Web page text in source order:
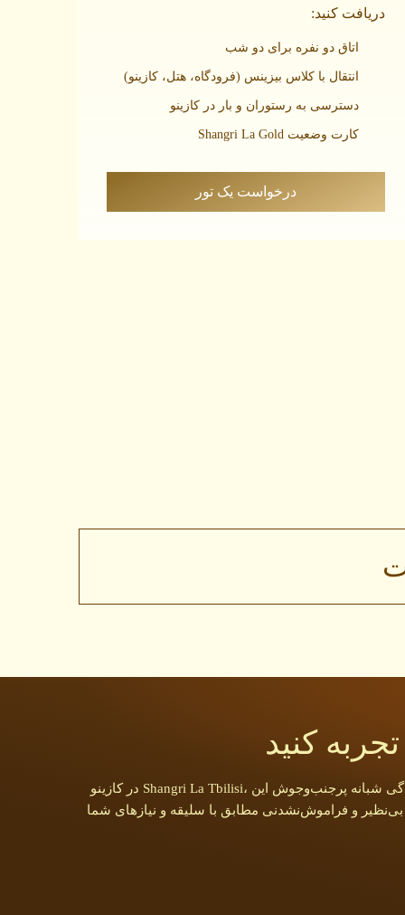
دریافت کنید:
اتاق دو نفره برای دو شب
انتقال با کلاس بیزینس (فرودگاه، هتل، کازینو)
دسترسی به رستوران و بار در کازینو
کارت وضعیت Shangri La Gold
درخواست یک تور
کنید
در کازینو Shangri La Tbilisi، لوکس بودن و هیجان بازی در قلب شهر به هم می‌پیوندند. فراتر از سالن بازی، می‌توانید تاریخ غنی تفلیس، معماری خیره‌کننده و زندگی شبانه پرجنب‌وجوش این
و فراموش‌نشدنی مطابق با سلیقه و نیازهای شما